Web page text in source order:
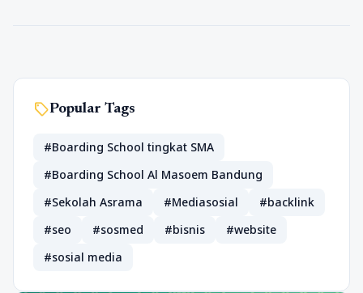
sellPopular Tags
#Boarding School tingkat SMA
#Boarding School Al Masoem Bandung
#Sekolah Asrama
#Mediasosial
#backlink
#seo
#sosmed #bisnis
#website
#sosial media